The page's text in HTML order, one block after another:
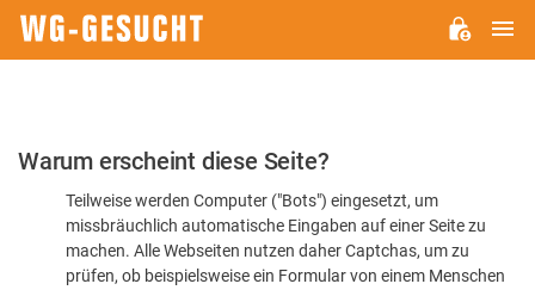
Bitte
dass
Warum erscheint diese Seite?
Teilweise werden Computer ("Bots") eingesetzt, um
missbräuchlich automatische Eingaben auf einer Seite zu
machen. Alle Webseiten nutzen daher Captchas, um zu
prüfen, ob beispielsweise ein Formular von einem Menschen